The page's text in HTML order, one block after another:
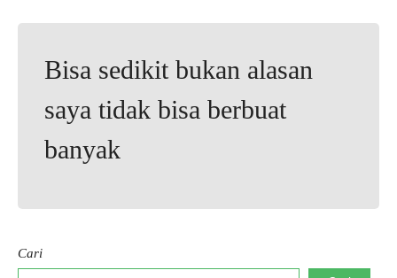
Bisa sedikit bukan alasan
saya tidak bisa berbuat
banyak
Cari